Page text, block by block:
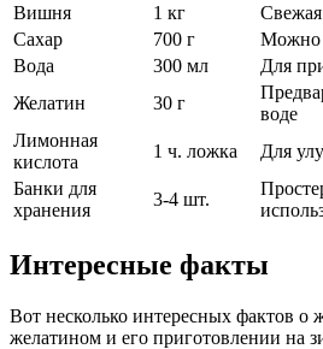
Вишня
1 кг
Сахар
700 г
Можно
Вода
300 мл
Для
Желатин
30 г
воде
Лимонная
кислота
1 ч. ложка
Для
Банки для
хранения
3-4 шт.
Интересные факты
Вот несколько интересных фактов о
желатином и его приготовлении на